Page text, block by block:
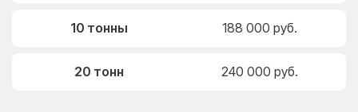
10 тонны 188 000 руб.
20 тонн 240 000 руб.